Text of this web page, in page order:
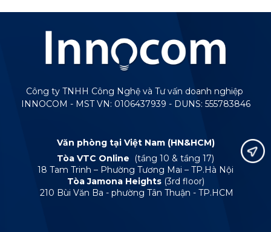
Công ty TNHH Công Nghệ và Tư vấn doanh nghiệp
INNOCOM - MST VN: 0106437939 - DUNS: 555783846
Văn phòng tại Việt Nam (HN&HCM)
Tòa VTC Online
(tầng 10 & tầng 17)
18 Tam Trinh – Phường Tương Mai – TP.Hà Nội
Tòa Jamona Heights (3rd floor)
210 Bùi Văn Ba - phường Tân Thuận - TP.HCM